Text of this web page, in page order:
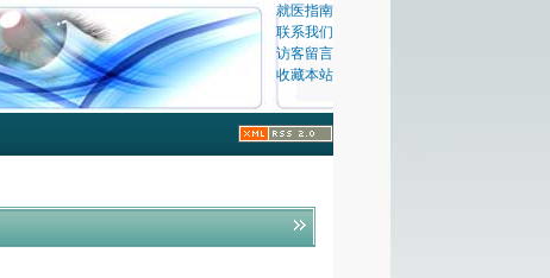
就医指南
联系我们
访客留言
收藏本站